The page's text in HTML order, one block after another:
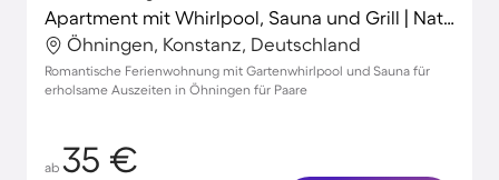
Apartment mit Whirlpool, Sauna und Grill | Naturblick
Öhningen, Konstanz, Deutschland
Romantische Ferienwohnung mit Gartenwhirlpool und Sauna für
erholsame Auszeiten in Öhningen für Paare
ab 35 €